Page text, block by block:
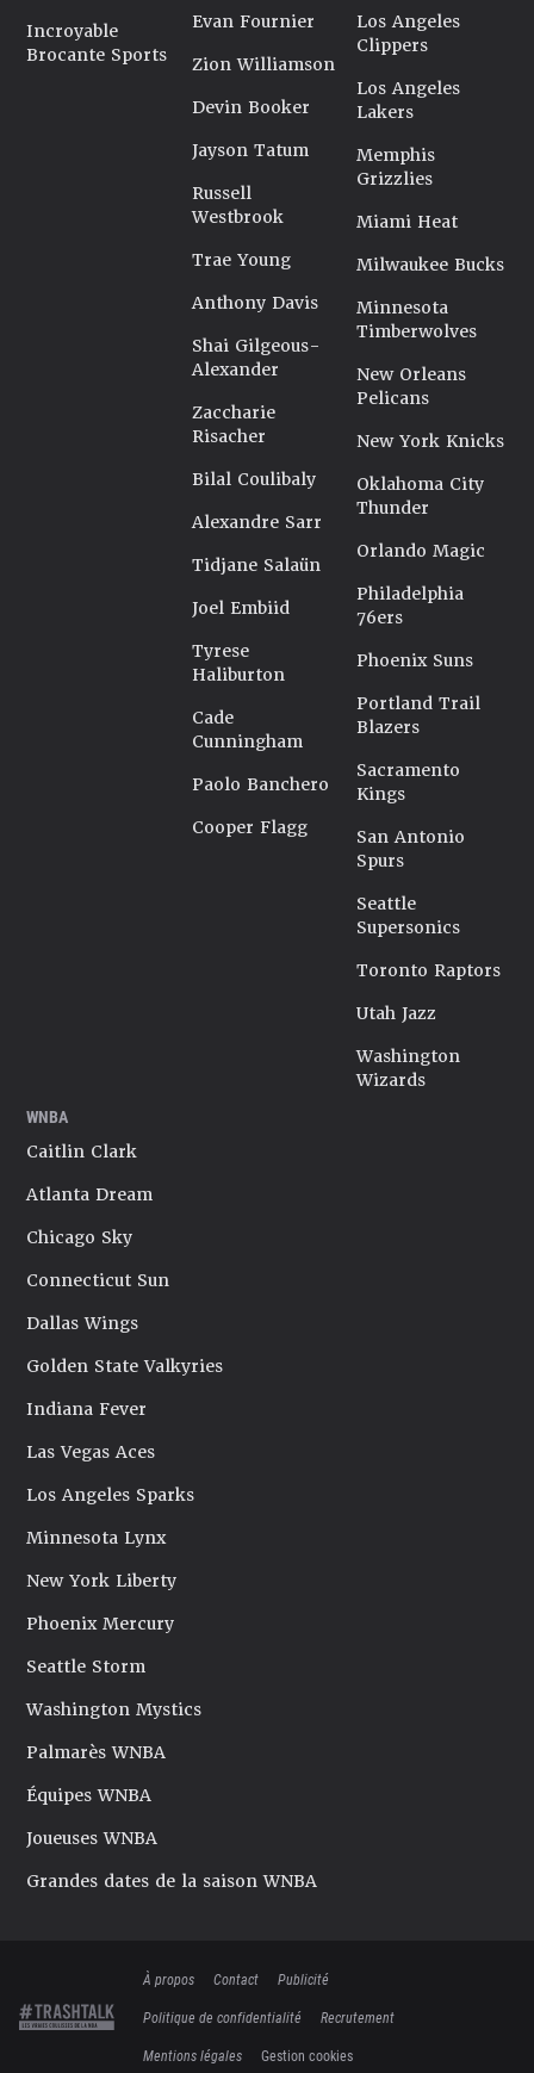
Incroyable
Brocante Sports
Evan Fournier
Zion Williamson
Devin Booker
Jayson Tatum
Russell
Westbrook
Trae Young
Anthony Davis
Shai Gilgeous-
Alexander
Zaccharie
Risacher
Bilal Coulibaly
Alexandre Sarr
Tidjane Salaün
Joel Embiid
Tyrese
Haliburton
Cade
Cunningham
Paolo Banchero
Cooper Flagg
Los Angeles
Clippers
Los Angeles
Lakers
Memphis
Grizzlies
Miami Heat
Milwaukee Bucks
Minnesota
Timberwolves
New Orleans
Pelicans
New York Knicks
Oklahoma City
Thunder
Orlando Magic
Philadelphia
76ers
Phoenix Suns
Portland Trail
Blazers
Sacramento
Kings
San Antonio
Spurs
Seattle
Supersonics
Toronto Raptors
Utah Jazz
Washington
Wizards
WNBA
Caitlin Clark
Atlanta Dream
Chicago Sky
Connecticut Sun
Dallas Wings
Golden State Valkyries
Indiana Fever
Las Vegas Aces
Los Angeles Sparks
Minnesota Lynx
New York Liberty
Phoenix Mercury
Seattle Storm
Washington Mystics
Palmarès WNBA
Équipes WNBA
Joueuses WNBA
Grandes dates de la saison WNBA
À propos Contact
Publicité
Politique de confidentialité
Recrutement
Mentions légales
Gestion cookies